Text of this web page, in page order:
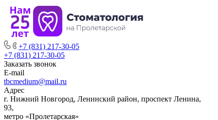
+7 (831) 217-30-05
+7 (831) 217-30-05
Заказать звонок
E-mail
tbcmedium@mail.ru
Адрес
г. Нижний Новгород, Ленинский район, проспект Ленина,
93,
метро «Пролетарская»